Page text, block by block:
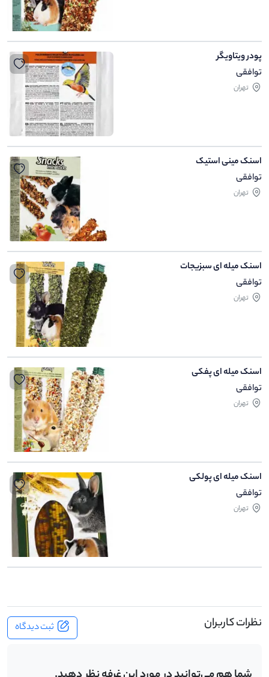
پودر ویتاویگر
توافقی
تهران
اسنک مینی استیک
توافقی
تهران
اسنک میله ای سبزیجات
توافقی
تهران
اسنک میله ای پفکی
توافقی
تهران
اسنک میله ای پولکی
توافقی
تهران
نظرات کاربران ثبت دیدگاه